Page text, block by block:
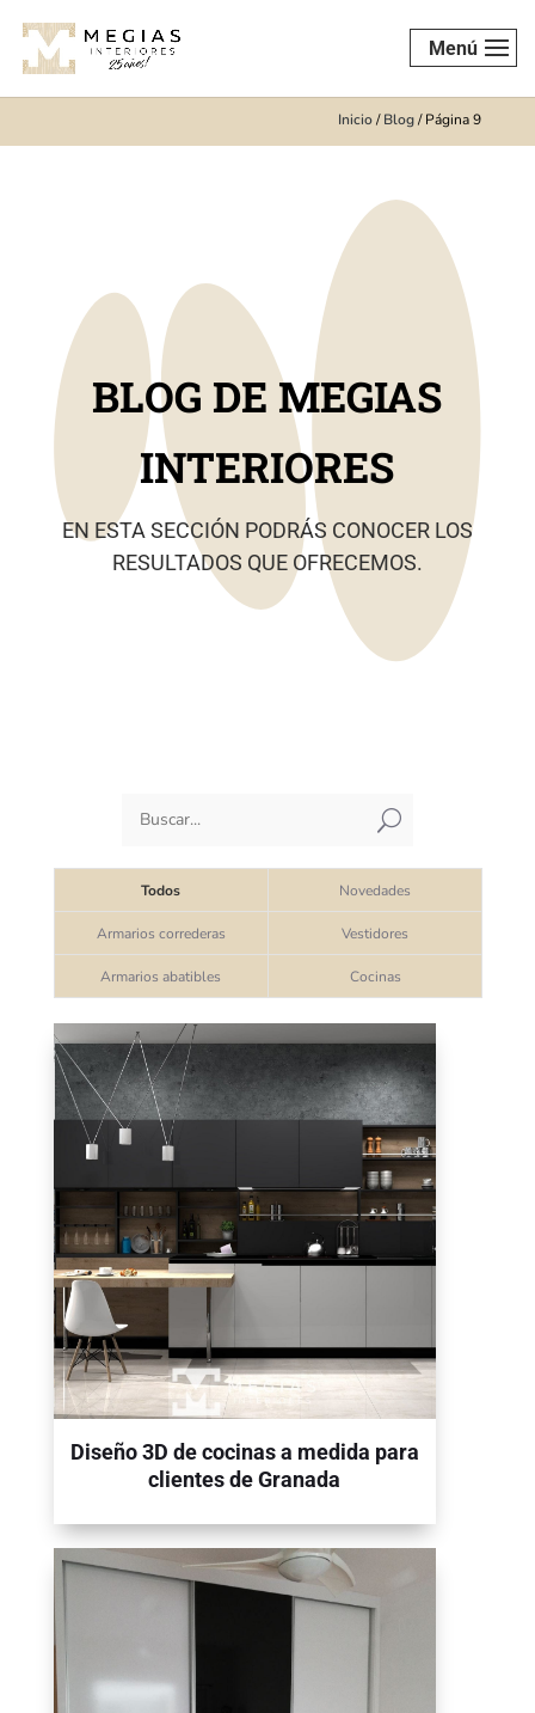
Menú
Inicio/Blog/Página 9
BLOG DE MEGIAS
INTERIORES
EN ESTA SECCIÓN PODRÁS CONOCER LOS
RESULTADOS QUE OFRECEMOS.
U
Todos Novedades
Armarios correderas Vestidores
Armarios abatibles Cocinas
Diseño 3D de cocinas a medida para
clientes de Granada